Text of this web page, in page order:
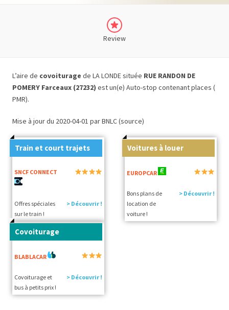
Review
L’aire de covoiturage de LA LONDE située RUE RANDON DE
POMERY Farceaux (27232) est un(e) Auto-stop contenant places (
PMR).
Mise à jour du 2020-04-01 par BNLC (source)
Train et court trajets
SNCF CONNECT
Offres spéciales
sur le train !
> Découvrir !
Voitures à louer
EUROPCAR
Bons plans de
location de
voiture !
> Découvrir !
Covoiturage
BLABLACAR
Covoiturage et
bus à petits prix !
> Découvrir !